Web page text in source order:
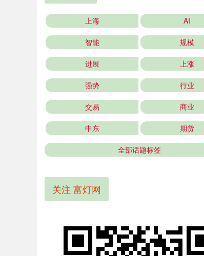
上海 AI
智能 规模
进展 上涨
强势 行业
交易 商业
中东 期货
全部话题标签
关注 富灯网